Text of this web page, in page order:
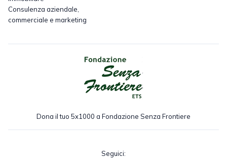
Consulenza aziendale,
commerciale e marketing
Dona il tuo 5x1000 a Fondazione Senza Frontiere
Seguici: